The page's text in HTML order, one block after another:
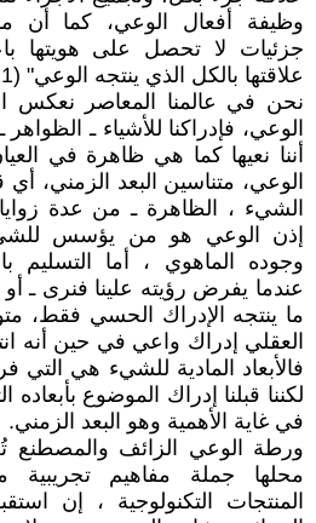
وظيفة أفعال الوعي، كما أن
جزئيات لا تحصل على هويتها
علاقتها بالكل الذي ينتجه الوعي" (21)
نحن في عالمنا المعاصر نعكس
الوعي، فإدراكنا للأشياء ـ
أننا نعيها كما هي ظاهرة في
الوعي، متناسين البعد الزمني،
الشيء ، الظاهرة ـ من عدة
إذن الوعي هو من يؤسس
وجوده الماهوي ، أما التسليم
عندما يفرض رؤيته علينا فنرى ـ
ما ينتجه الإدراك الحسي فقط،
العقلي إدراك واعي في حين أنه
فالأبعاد المادية للشيء هي
لكننا قبلنا إدراك الموضوع
في غاية الأهمية وهو البعد الزمني.
ورطة الوعي الزائف والمصطنع
محلها جملة مفاهيم تجريبية
المنتجات التكنولوجية ، إن